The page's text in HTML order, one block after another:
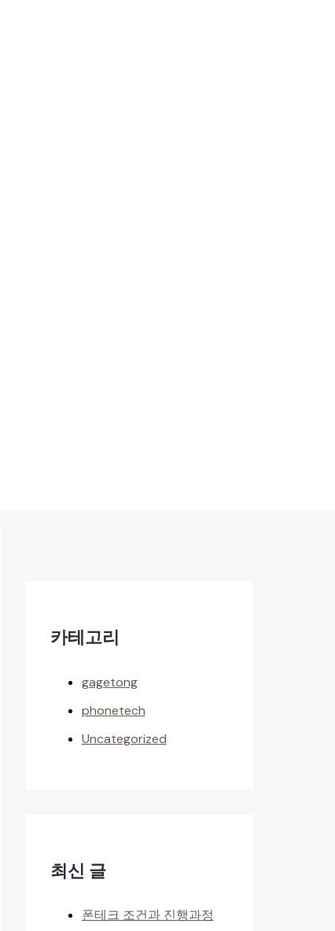
카테고리
gagetong
phonetech
Uncategorized
최신 글
폰테크 조건과 진행과정